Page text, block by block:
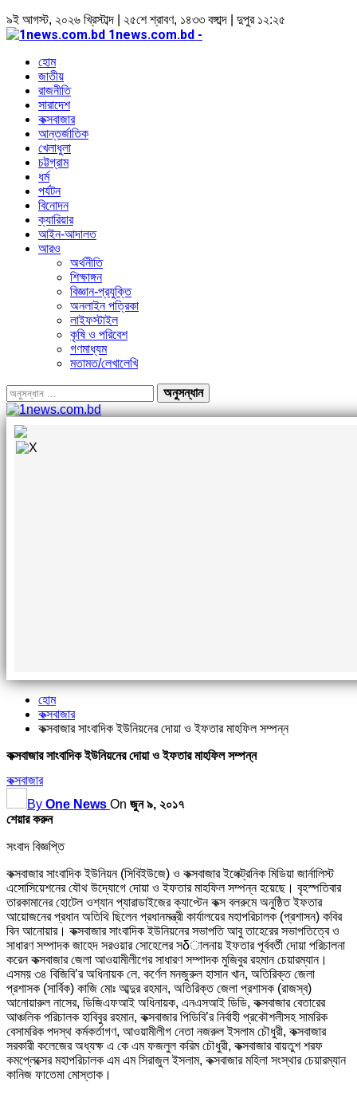
৯ই আগস্ট, ২০২৬ খ্রিস্টাব্দ | ২৫শে শ্রাবণ, ১৪৩৩ বঙ্গাব্দ | দুপুর ১২:২৫
1news.com.bd -
হোম
জাতীয়
রাজনীতি
সারাদেশ
কক্সবাজার
আন্তর্জাতিক
খেলাধুলা
চট্টগ্রাম
ধর্ম
পর্যটন
বিনোদন
ক্যারিয়ার
আইন-আদালত
আরও
অর্থনীতি
শিক্ষাঙ্গন
বিজ্ঞান-প্রযুক্তি
অনলাইন পত্রিকা
লাইফস্টাইল
কৃষি ও পরিবেশ
গণমাধ্যম
মতামত/লেখালেখি
হোম
কক্সবাজার
কক্সবাজার সাংবাদিক ইউনিয়নের দোয়া ও ইফতার মাহফিল সম্পন্ন
কক্সবাজার সাংবাদিক ইউনিয়নের দোয়া ও ইফতার মাহফিল সম্পন্ন
কক্সবাজার
By One News On জুন ৯, ২০১৭
শেয়ার করুন
সংবাদ বিজ্ঞপ্তি
কক্সবাজার সাংবাদিক ইউনিয়ন (সিবিইউজে) ও কক্সবাজার ইলেক্ট্রনিক মিডিয়া জার্নালিস্ট
এসোসিয়েশনের যৌথ উদ্যোগে দোয়া ও ইফতার মাহফিল সম্পন্ন হয়েছে। বৃহস্পতিবার
তারকামানের হোটেল ওশ্যান প্যারাডাইজের ক্যাপ্টেন কক্স বলরুমে অনুষ্ঠিত ইফতার
আয়োজনের প্রধান অতিথি ছিলেন প্রধানমন্ত্রী কার্যালয়ের মহাপরিচালক (প্রশাসন) কবির
বিন আনোয়ার। কক্সবাজার সাংবাদিক ইউনিয়নের সভাপতি আবু তাহেরের সভাপতিত্বে ও
সাধারণ সম্পাদক জাহেদ সরওয়ার সোহেলের সδালনায় ইফতার পূর্ববর্তী দোয়া পরিচালনা
করেন কক্সবাজার জেলা আওয়ামীলীগের সাধারণ সম্পাদক মুজিবুর রহমান চেয়ারম্যান।
এসময় ৩৪ বিজিবি’র অধিনায়ক লে. কর্ণেল মনজুরুল হাসান খান, অতিরিক্ত জেলা
প্রশাসক (সার্বিক) কাজি মোঃ আব্দুর রহমান, অতিরিক্ত জেলা প্রশাসক (রাজস্ব)
আনোয়ারুল নাসের, ডিজিএফআই অধিনায়ক, এনএসআই ডিডি, কক্সবাজার বেতারের
আঞ্চলিক পরিচালক হাবিবুর রহমান, কক্সবাজার পিডিবি’র নির্বাহী প্রকৌশলীসহ সামরিক
বেসামরিক পদস্থ কর্মকর্তাগণ, আওয়ামীলীগ নেতা নজরুল ইসলাম চৌধুরী, কক্সবাজার
সরকারী কলেজের অধ্যক্ষ এ কে এম ফজলুল করিম চৌধুরী, কক্সবাজার বায়তুশ শরফ
কমপ্লেক্সের মহাপরিচালক এম এম সিরাজুল ইসলাম, কক্সবাজার মহিলা সংস্থার চেয়ারম্যান
কানিজ ফাতেমা মোস্তাক।